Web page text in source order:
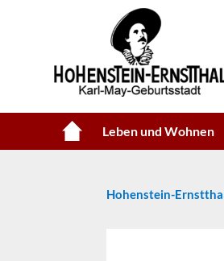
Leben und Wohnen
Hohenstein-